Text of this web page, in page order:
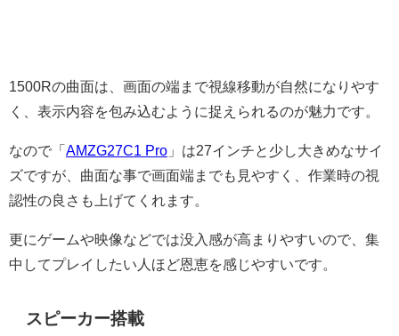
1500Rの曲面は、画面の端まで視線移動が自然になりやす
く、表示内容を包み込むように捉えられるのが魅力です。
なので「 AMZG27C1 Pro 」は27インチと少し大きめなサイ
ズですが、曲面な事で画面端までも見やすく、作業時の視
認性の良さも上げてくれます。
更にゲームや映像などでは没入感が高まりやすいので、集
中してプレイしたい人ほど恩恵を感じやすいです。
スピーカー搭載